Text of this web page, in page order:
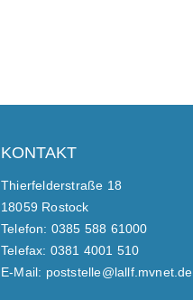
KONTAKT
Thierfelderstraße 18
18059 Rostock
Telefon: 0385 588 61000
Telefax: 0381 4001 510
E-Mail: poststelle@lallf.mvnet.de